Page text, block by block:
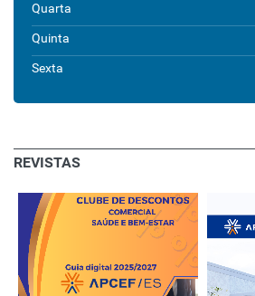
Quarta
Quinta
Sexta
REVISTAS